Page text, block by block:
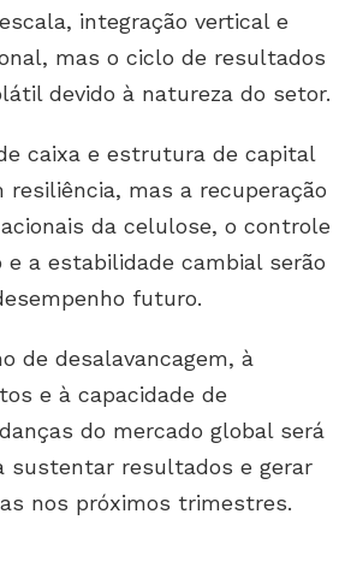
integração vertical e
mas o ciclo de resultados
devido à natureza do setor.
caixa e estrutura de capital
mas a recuperação
da celulose, o controle
e a estabilidade cambial serão
futuro.
de desalavancagem, à
e à capacidade de
do mercado global será
sustentar resultados e gerar
nos próximos trimestres.